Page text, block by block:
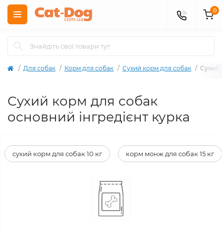
0
Для собак Корм для собак Сухий корм для собак Сухий
Сухий корм для собак
основний інгредієнт курка
сухий корм для собак 10 кг корм монж для собак 15 кг